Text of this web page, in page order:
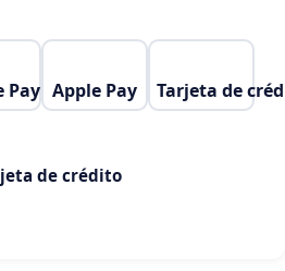
medio ambiente y
se une para defenderlo.
Pay Apple Pay Tarjeta de
de crédito